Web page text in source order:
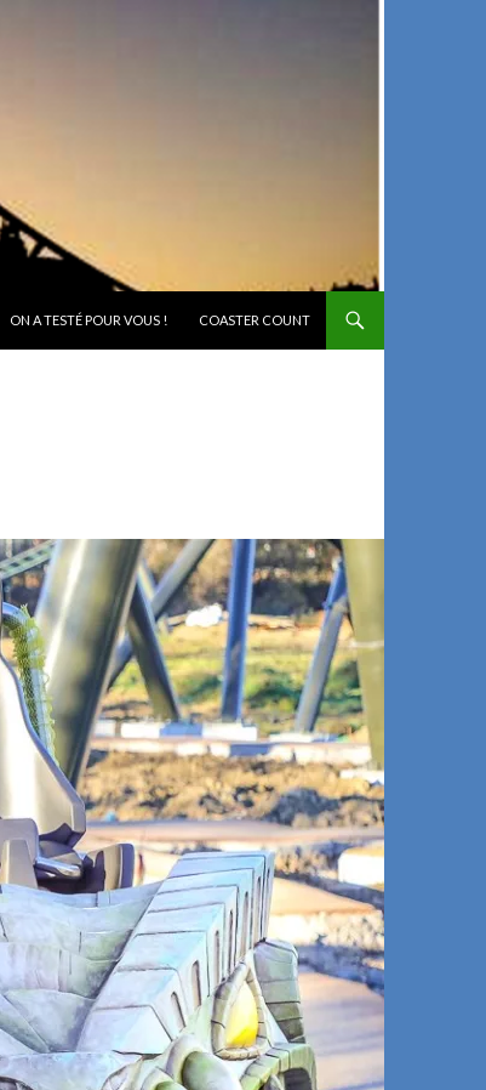
ON A TESTÉ POUR VOUS ! COASTER COUNT